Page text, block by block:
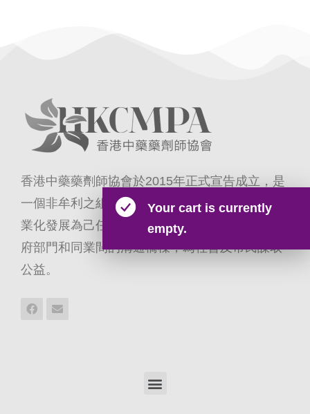
Your cart is currently
empty.
香港中藥藥劑師協會於2015年正式宣告成立，是
一個非牟利之組織；本會以推動香港中藥藥劑專
業化發展為己任，積極配合政府政策，建立與政
府部門和同業間的溝通橋樑，為社會及市民謀取
公益。